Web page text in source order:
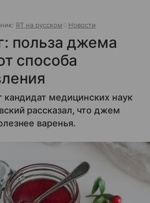
RT на русском Новости
польза джема
способа
кандидат медицинских наук
рассказал, что джем
варенья.